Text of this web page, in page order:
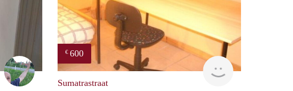
€ 600
Sumatrastraat